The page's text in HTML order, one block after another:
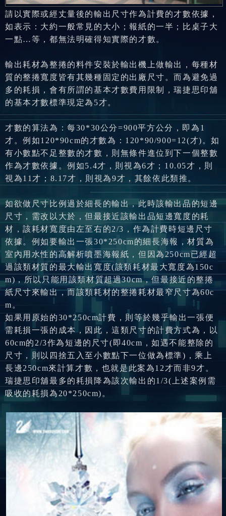
請以實際或經丈量後的輸出尺寸作為計費的才數依據，
如表示：大約一般常見的大小；報紙的一半；比桌子大
一點…等，都無法明確得知實際的才數。
輸出耗材為整捲的料件安裝於輸出機上做輸出，每種材
質的整捲寬度皆有其幾種固定的出廠尺寸。而為避免過
多的耗損，會有所謂的基本才數費用限制，瑞捷思印舖
的基本才數標準現定為5才。
才數的算法為：每30*30公分=900平方公分，即為1
才。例如120*90cm的才數為：120*90/900=12(才)。如
有小數點不足整數的才數，則無條件進位到下一個整數
作為才數依據。例如5.4才，則視為6才；10.05才，則
視為11才；8.17才，則視為9才，其餘依此類推。
如欲做尺寸比例過於細長的輸出，此時該輸出品的短邊
尺寸，需改以大於，但最接近該輸出品短邊寬度的耗
材，該耗材寬度由左至右的2/3，作為計費時短邊尺寸
依據。例如要輸出一張30*250cm的細長海報，材質為
室內用水性 的高解析噴墨海報紙 ，但因為250cm已經超
過該類材質的最大輸出寬度(該類耗材最大寬度為150c
m)，所以只能用該類材質超過30cm，但最接近的整捲
紙尺寸來輸出，而該類耗材的整捲耗材最窄尺寸為60c
m。
如果用原始的30*250cm計費，則等於幾乎輸出一張便
需耗損一張的成本，因此，這類尺寸的計費方式為，以
60cm的2/3作為短邊的尺寸(即40cm，如遇不能整除的
尺寸，則以四捨五入至小數點下一位做為標準)，乘上
長邊250cm來計算才數，也就是此案為12才而非9才。
瑞捷思印舖最多的耗損降為該次輸出的1/3(上述案例需
吸收的耗損為20*250cm)。